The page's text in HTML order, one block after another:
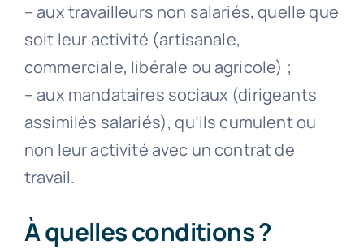
– aux travailleurs non salariés, quelle que
soit leur activité (artisanale,
commerciale, libérale ou agricole) ;
– aux mandataires sociaux (dirigeants
assimilés salariés), qu’ils cumulent ou
non leur activité avec un contrat de
travail.
À quelles conditions ?